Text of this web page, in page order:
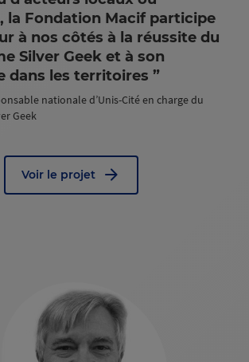
la Fondation Macif participe
à nos côtés à la réussite du
Silver Geek et à son
dans les territoires
nationale d’Unis-Cité en charge du
Geek
Voir le projet